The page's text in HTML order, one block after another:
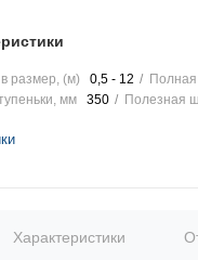
размер, (м) 0,5 - 12
мм 350
Полезная
Характеристики